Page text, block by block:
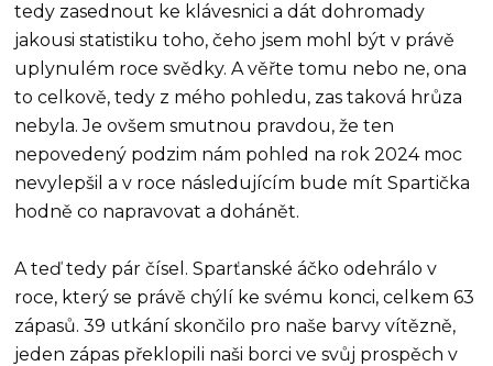
tedy zasednout ke klávesnici a dát dohromady
jakousi statistiku toho, čeho jsem mohl být v právě
uplynulém roce svědky. A věřte tomu nebo ne, ona
to celkově, tedy z mého pohledu, zas taková hrůza
nebyla. Je ovšem smutnou pravdou, že ten
nepovedený podzim nám pohled na rok 2024 moc
nevylepšil a v roce následujícím bude mít Spartička
hodně co napravovat a dohánět.
A teď tedy pár čísel. Sparťanské áčko odehrálo v
roce, který se právě chýlí ke svému konci, celkem 63
zápasů. 39 utkání skončilo pro naše barvy vítězně,
jeden zápas překlopili naši borci ve svůj prospěch v